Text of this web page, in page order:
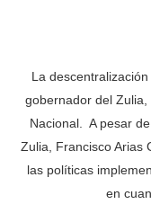
La
gobernador del
Nacional. A pesar
Zulia, Francisco Arias
las políticas
en